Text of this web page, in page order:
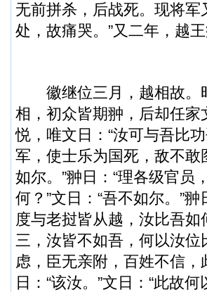
无前拼杀，后战死。现将
处，故痛哭。”又二年，越
徽继位三月，越相故。
相，初众皆期翀，后却任
悦，唯文日：“汝可与吾比
军，使士乐为国死，敌不敢
如尔。”翀日：“理各级官员
何？”文日：“吾不如尔。”
度与老挝皆从越，汝比吾如
三，汝皆不如吾，何以汝位
虑，臣无亲附，百姓不信
日：“该汝。”文日：“此故